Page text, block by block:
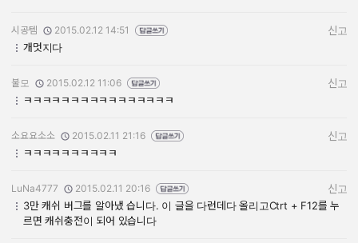
작성자:
시공템
작성일:
2015.02.12 14:51
신고
개멋지다
작성자:
불모
작성일:
2015.02.12 11:06
신고
ㅋㅋㅋㅋㅋㅋㅋㅋㅋㅋㅋㅋㅋㅋㅋㅋ
작성자:
소요요소소
작성일:
2015.02.11 21:16
신고
ㅋㅋㅋㅋㅋㅋㅋㅋㅋㅋ
작성자:
LuNa4777
작성일:
2015.02.11 20:16
신고
3만 캐쉬 버그를 알아냈 습니다. 이 글을 다런데다 올리고Ctrt + F12를 누
르면 캐쉬충전이 되어 있습니다